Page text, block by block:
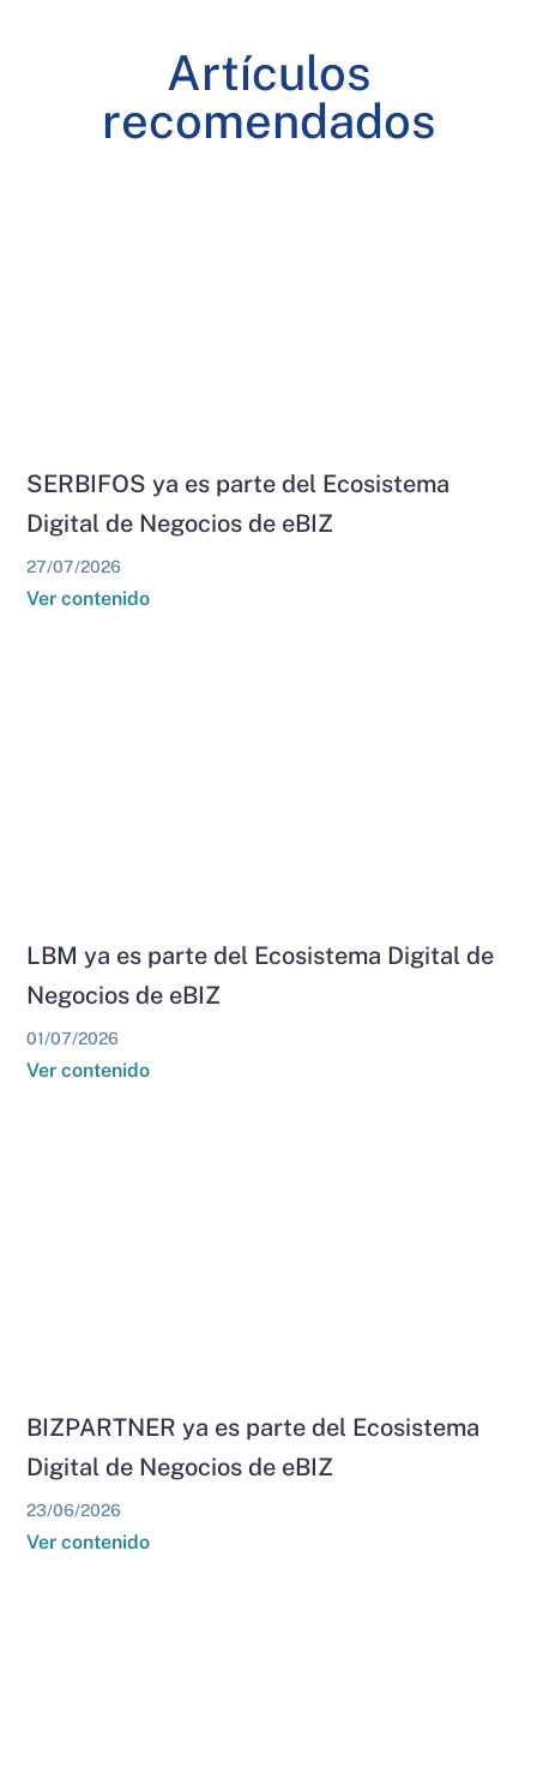
Artículos
recomendados
SERBIFOS ya es parte del Ecosistema
Digital de Negocios de eBIZ
27/07/2026
Ver contenido
LBM ya es parte del Ecosistema Digital de
Negocios de eBIZ
01/07/2026
Ver contenido
BIZPARTNER ya es parte del Ecosistema
Digital de Negocios de eBIZ
23/06/2026
Ver contenido